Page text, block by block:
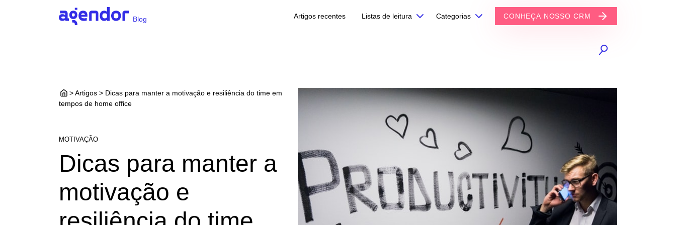
Blog Artigos recentes Listas de leitura Categorias CONHEÇA NOSSO CRM
> Artigos > Dicas para manter a motivação e resiliência do time em
tempos de home office
MOTIVAÇÃO
Dicas para manter a
motivação e